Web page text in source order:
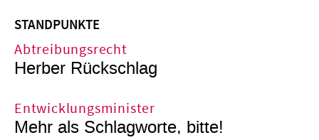
STANDPUNKTE
Abtreibungsrecht
Herber Rückschlag
Entwicklungsminister
Mehr als Schlagworte, bitte!